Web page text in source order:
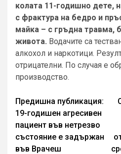
колата 11-годишно дете,
с фрактура на бедро и
майка – с гръдна травма,
живота. Водачите са
алкохол и наркотици.
отрицателни. По случая е
производство.
Continue
Reading
Предишна публикация:
19-годишен агресивен
пациент във нетрезво
състояние е задържан
във Врачеш